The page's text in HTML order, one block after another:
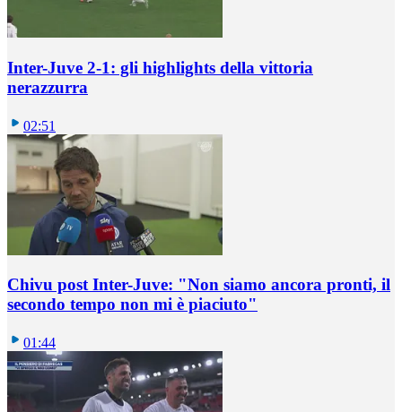
Inter-Juve 2-1: gli highlights della vittoria
nerazzurra
02:51
Chivu post Inter-Juve: "Non siamo ancora pronti, il
secondo tempo non mi è piaciuto"
01:44